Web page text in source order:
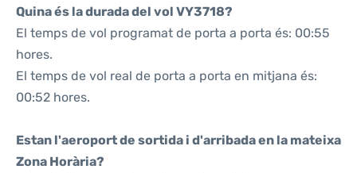
Quina és la durada del vol VY3718?
El temps de vol programat de porta a porta és: 00:55
hores.
El temps de vol real de porta a porta en mitjana és:
00:52 hores.
Estan l'aeroport de sortida i d'arribada en la mateixa
Zona Horària?